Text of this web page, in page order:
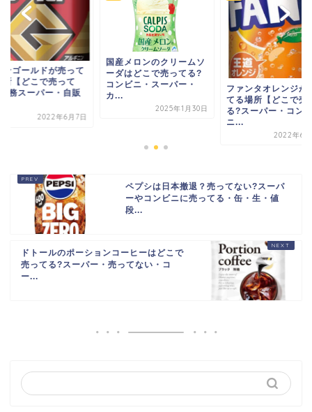
産メロンのクリームソ
ダはどこで売ってる?
ンビニ・スーパー・
...
ファンタオレンジが売っ
てる場所【どこで売って
る?スーパー・コンビ
ガツンゴールド
る場所【どこで
る?業務スーパー
機...
2022
ペプシは日本撤退？売ってない?スーパ
ーやコンビニに売ってる・缶・生・値
段...
ドトールのポーションコーヒーはどこで
売ってる?スーパー・売ってない・コ
ー...